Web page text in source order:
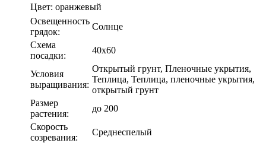
Цвет: оранжевый
Освещенность
грядок:
Солнце
Схема
посадки:
40х60
Условия
выращивания:
Открытый грунт, Пленочные укрытия,
Теплица, Теплица, пленочные укрытия,
открытый грунт
Размер
растения:
до 200
Скорость
созревания:
Среднеспелый